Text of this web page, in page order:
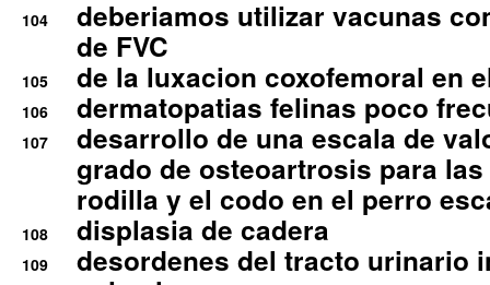
104
deberiamos utilizar vacunas
de FVC
105 de la luxacion coxofemoral en
106 dermatopatias felinas poco
107
desarrollo de una escala de
grado de osteoartrosis para
rodilla y el codo en el perro
108 displasia de cadera
109
desordenes del tracto urinario